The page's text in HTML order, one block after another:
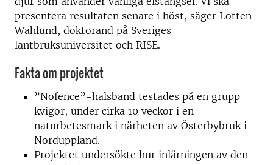
presentera resultaten senare i höst, säger Lotten
Wahlund, doktorand på Sveriges
lantbruksuniversitet och RISE.
Fakta om projektet
”Nofence”-halsband testades på en grupp
kvigor, under cirka 10 veckor i en
naturbetesmark i närheten av Österbybruk i
Norduppland.
Projektet undersökte hur inlärningen av den